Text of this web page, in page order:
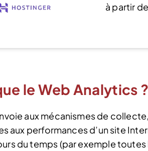
à partir
le Web Analytics ?
aux mécanismes de
aux performances d’un site
du temps (par exemple toutes